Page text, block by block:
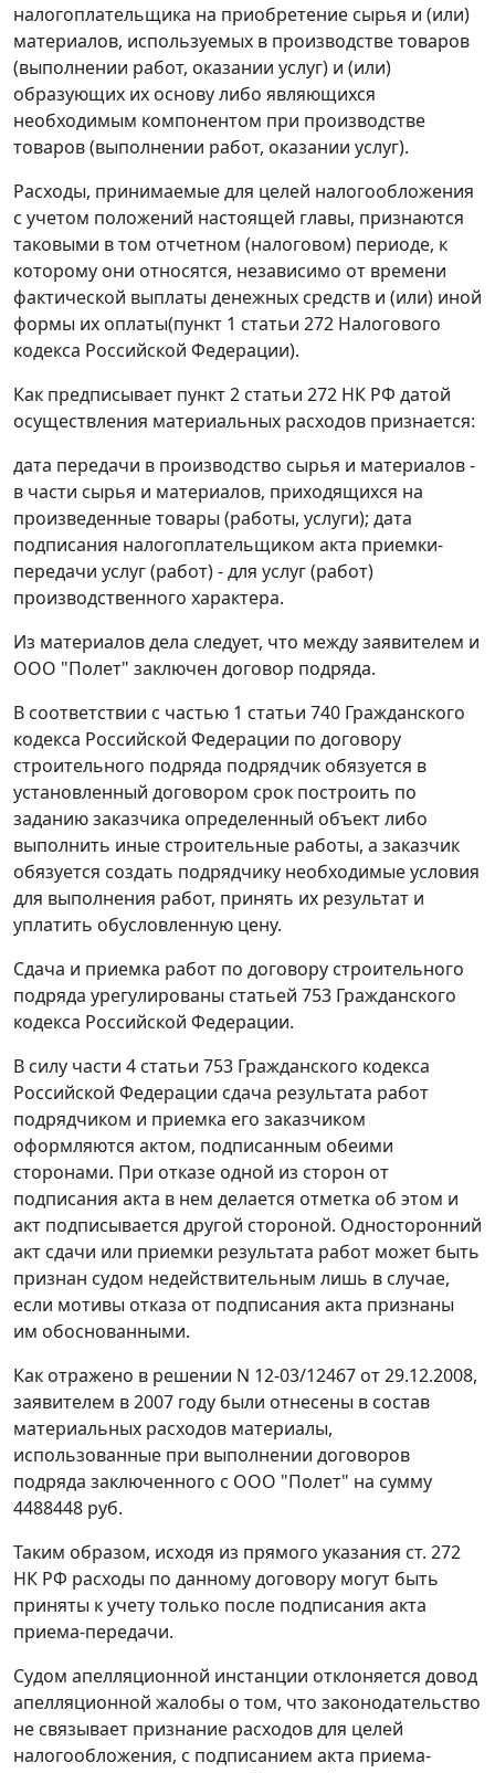
налогоплательщика на приобретение сырья и (или)
материалов, используемых в производстве товаров
(выполнении работ, оказании услуг) и (или)
образующих их основу либо являющихся
необходимым компонентом при производстве
товаров (выполнении работ, оказании услуг).
Расходы, принимаемые для целей налогообложения
с учетом положений настоящей главы, признаются
таковыми в том отчетном (налоговом) периоде, к
которому они относятся, независимо от времени
фактической выплаты денежных средств и (или) иной
формы их оплаты(пункт 1 статьи 272 Налогового
кодекса Российской Федерации).
Как предписывает пункт 2 статьи 272 НК РФ датой
осуществления материальных расходов признается:
дата передачи в производство сырья и материалов -
в части сырья и материалов, приходящихся на
произведенные товары (работы, услуги); дата
подписания налогоплательщиком акта приемки-
передачи услуг (работ) - для услуг (работ)
производственного характера.
Из материалов дела следует, что между заявителем и
ООО "Полет" заключен договор подряда.
В соответствии с частью 1 статьи 740 Гражданского
кодекса Российской Федерации по договору
строительного подряда подрядчик обязуется в
установленный договором срок построить по
заданию заказчика определенный объект либо
выполнить иные строительные работы, а заказчик
обязуется создать подрядчику необходимые условия
для выполнения работ, принять их результат и
уплатить обусловленную цену.
Сдача и приемка работ по договору строительного
подряда урегулированы статьей 753 Гражданского
кодекса Российской Федерации.
В силу части 4 статьи 753 Гражданского кодекса
Российской Федерации сдача результата работ
подрядчиком и приемка его заказчиком
оформляются актом, подписанным обеими
сторонами. При отказе одной из сторон от
подписания акта в нем делается отметка об этом и
акт подписывается другой стороной. Односторонний
акт сдачи или приемки результата работ может быть
признан судом недействительным лишь в случае,
если мотивы отказа от подписания акта признаны
им обоснованными.
Как отражено в решении N 12-03/12467 от 29.12.2008,
заявителем в 2007 году были отнесены в состав
материальных расходов материалы,
использованные при выполнении договоров
подряда заключенного с ООО "Полет" на сумму
4488448 руб.
Таким образом, исходя из прямого указания ст. 272
НК РФ расходы по данному договору могут быть
приняты к учету только после подписания акта
приема-передачи.
Судом апелляционной инстанции отклоняется довод
апелляционной жалобы о том, что законодательство
не связывает признание расходов для целей
налогообложения, с подписанием акта приема-